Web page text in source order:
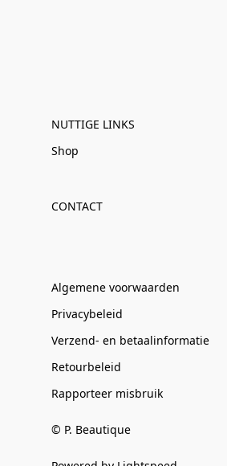
NUTTIGE LINKS
Shop
CONTACT
Algemene voorwaarden
Privacybeleid
Verzend- en betaalinformatie
Retourbeleid
Rapporteer misbruik
© P. Beautique